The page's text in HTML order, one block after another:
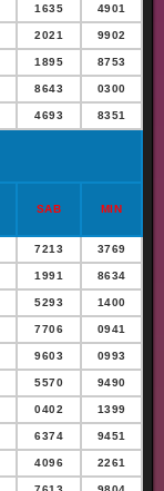
1635 4901
2021 9902
1895 8753
8643 0300
4693 8351
SAB MIN
7213 3769
1991 8634
5293 1400
7706 0941
9603 0993
5570 9490
0402 1399
6374 9451
4096 2261